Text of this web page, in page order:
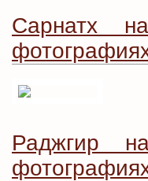
Сарнатх
Раджгир